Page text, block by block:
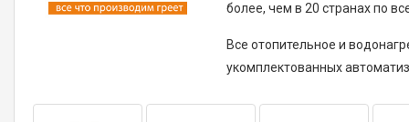
более, чем в 20 странах по
Все отопительное и
укомплектованных